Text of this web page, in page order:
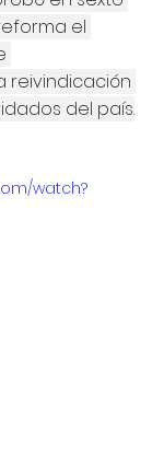
el
reivindicación
del país.
watch?